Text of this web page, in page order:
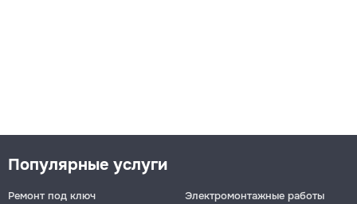
Популярные услуги
Ремонт под ключ
Электромонтажные работы